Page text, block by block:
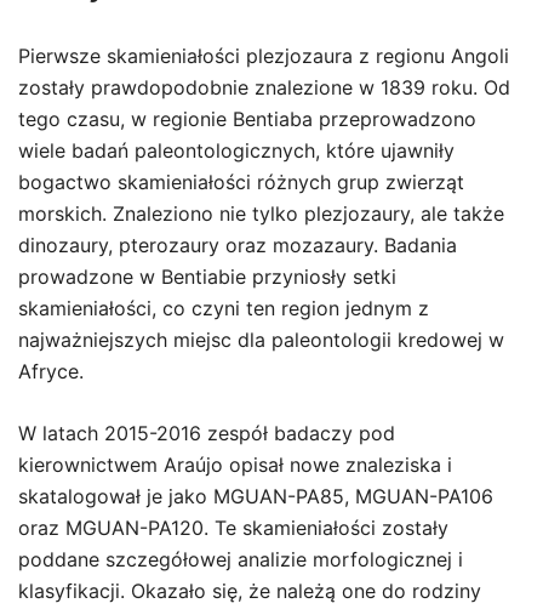
Pierwsze skamieniałości plezjozaura z regionu Angoli
zostały prawdopodobnie znalezione w 1839 roku. Od
tego czasu, w regionie Bentiaba przeprowadzono
wiele badań paleontologicznych, które ujawniły
bogactwo skamieniałości różnych grup zwierząt
morskich. Znaleziono nie tylko plezjozaury, ale także
dinozaury, pterozaury oraz mozazaury. Badania
prowadzone w Bentiabie przyniosły setki
skamieniałości, co czyni ten region jednym z
najważniejszych miejsc dla paleontologii kredowej w
Afryce.
W latach 2015-2016 zespół badaczy pod
kierownictwem Araújo opisał nowe znaleziska i
skatalogował je jako MGUAN-PA85, MGUAN-PA106
oraz MGUAN-PA120. Te skamieniałości zostały
poddane szczegółowej analizie morfologicznej i
klasyfikacji. Okazało się, że należą one do rodziny